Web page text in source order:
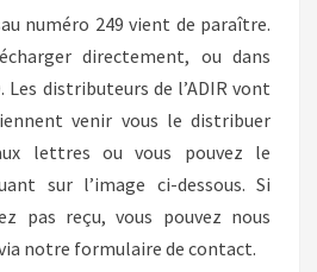
numéro 249 vient de paraître.
directement, ou dans
Les distributeurs de l’ADIR vont
venir vous le distribuer
lettres ou vous pouvez le
sur l’image ci-dessous. Si
pas reçu, vous pouvez nous
notre formulaire de contact.